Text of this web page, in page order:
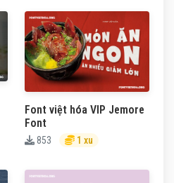
Font việt hóa VIP Jemore
Font
853 1 xu